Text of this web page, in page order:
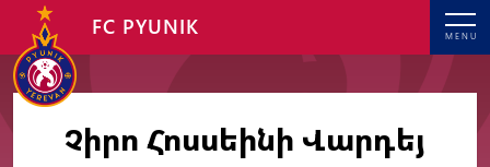
MENU
FC PYUNIK
Չիրո Հոսսեինի Վարդեյ